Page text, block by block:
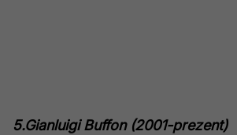
5.Gianluigi Buffon (2001-prezent)